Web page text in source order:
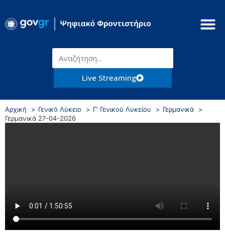
Live Streaming
Αρχική Γενικό Λύκειο Γ' Γενικού Λυκείου
Γερμανικά
Γερμανικά 27-04-2026